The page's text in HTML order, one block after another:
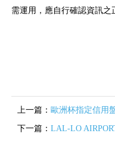
需運用，應自行確認資訊之
上一篇： 歐洲杯指定信用
下一篇： LAL-LO